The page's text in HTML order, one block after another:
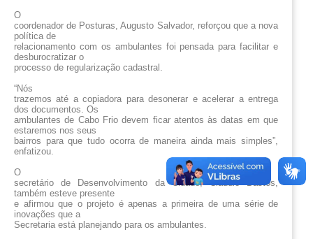
O
coordenador de Posturas, Augusto Salvador, reforçou que a nova
política de
relacionamento com os ambulantes foi pensada para facilitar e
desburocratizar o
processo de regularização cadastral.
“Nós
trazemos até a copiadora para desonerar e acelerar a entrega
dos documentos. Os
ambulantes de Cabo Frio devem ficar atentos às datas em que
estaremos nos seus
bairros para que tudo ocorra de maneira ainda mais simples”,
enfatizou.
O
secretário de Desenvolvimento da Cidade, Cláudio Bastos,
também esteve presente
e afirmou que o projeto é apenas a primeira de uma série de
inovações que a
Secretaria está planejando para os ambulantes.